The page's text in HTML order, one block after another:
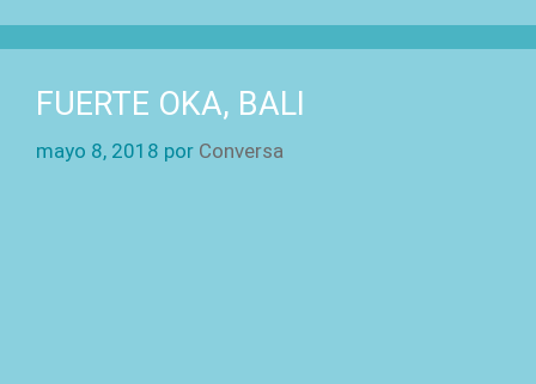
FUERTE OKA, BALI
mayo 8, 2018 por Conversa